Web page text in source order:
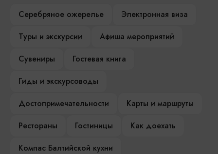
Серебряное ожерелье
Электронная виза
Туры и экскурсии
Афиша мероприятий
Сувениры
Гостевая книга
Гиды и экскурсоводы
Достопримечательности
Карты и маршруты
Рестораны
Гостиницы
Как доехать
Компас Балтийской кухни